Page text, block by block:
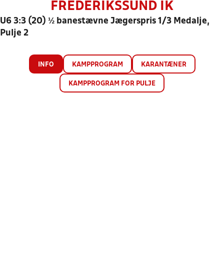
FREDERIKSSUND IK
U6 3:3 (20) ½ banestævne Jægerspris 1/3 Medalje,
Pulje 2
INFO KAMPPROGRAM KARANTÆNER
KAMPPROGRAM FOR PULJE